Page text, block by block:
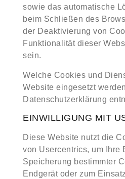
sowie das automatische
beim Schließen des
der Deaktivierung von
Funktionalität dieser
sein.
Welche Cookies und
Website eingesetzt
Datenschutzerklärung
EINWILLIGUNG MIT
Diese Website nutzt die
von Usercentrics, um Ihre
Speicherung bestimmter
Endgerät oder zum